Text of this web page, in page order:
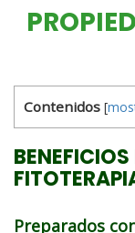
Contenidos [
Preparados